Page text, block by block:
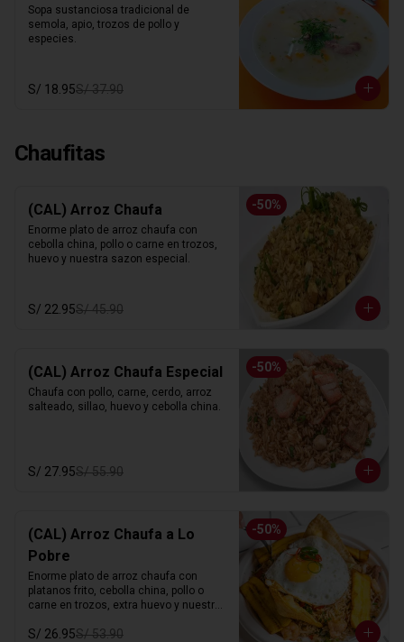
Sopa sustanciosa tradicional de
semola, apio, trozos de pollo y
especies.
S/ 18.95S/ 37.90
Chaufitas
-50%
(CAL) Arroz Chaufa
Enorme plato de arroz chaufa con
cebolla china, pollo o carne en trozos,
huevo y nuestra sazon especial.
S/ 22.95S/ 45.90
-50%
(CAL) Arroz Chaufa Especial
Chaufa con pollo, carne, cerdo, arroz
salteado, sillao, huevo y cebolla china.
S/ 27.95S/ 55.90
-50%
(CAL) Arroz Chaufa a Lo
Pobre
Enorme plato de arroz chaufa con
platanos frito, cebolla china, pollo o
carne en trozos, extra huevo y nuestra
S/ 26.95S/ 53.90